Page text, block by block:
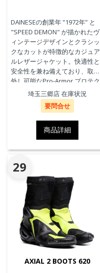
DAINESEの創業年 ”1972年” と
"SPEED DEMON" が描かれたヴ
ィンテージデザインとクラシッ
クなカットが特徴的なカジュア
ルレザージャケット。快適性と
安全性を兼ね備えており、取り
外し可能なPro-Armor プロテク
ターを装備しています。
埼玉三郷店 在庫状況
要問合せ
商品詳細
29
AXIAL 2 BOOTS 620